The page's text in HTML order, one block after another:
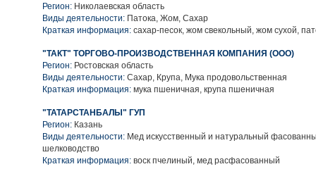
Регион: Николаевская область
Виды деятельности: Патока, Жом, Сахар
Краткая информация: сахар-песок, жом свекольный, жом сухой,
"ТАКТ" ТОРГОВО-ПРОИЗВОДСТВЕННАЯ КОМПАНИЯ (ООО)
Регион: Ростовская область
Виды деятельности: Сахар, Крупа, Мука продовольственная
Краткая информация: мука пшеничная, крупа пшеничная
"ТАТАРСТАНБАЛЫ" ГУП
Регион: Казань
Виды деятельности: Мед искусственный и натуральный
шелководство
Краткая информация: воск пчелиный, мед расфасованный